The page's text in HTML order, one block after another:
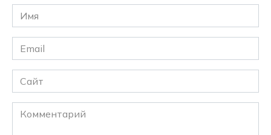
Имя
*
Email
*
Сайт
Комментарий